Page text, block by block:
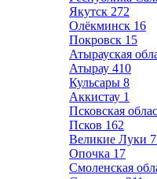
Якутск 272
Олёкминск 16
Покровск 15
Атырауская
Атырау 410
Кульсары 8
Аккистау 1
Псковская
Псков 162
Великие Луки
Опочка 17
Смоленская